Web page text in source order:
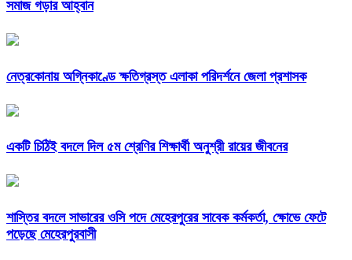
সমাজ গড়ার আহ্বান
নেত্রকোনায় অগ্নিকাণ্ডে ক্ষতিগ্রস্ত এলাকা পরিদর্শনে জেলা প্রশাসক
একটি চিঠিই বদলে দিল ৫ম শ্রেণির শিক্ষার্থী অনুশ্রী রায়ের জীবনের
শাস্তির বদলে সাভারের ওসি পদে মেহেরপুরের সাবেক কর্মকর্তা, ক্ষোভে ফেটে
পড়েছে মেহেরপুরবাসী